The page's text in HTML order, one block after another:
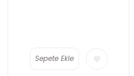
Sepete Ekle